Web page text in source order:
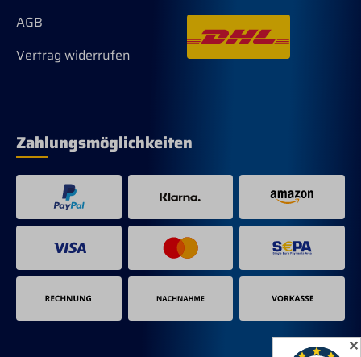
AGB
Vertrag widerrufen
Zahlungsmöglichkeiten
✕